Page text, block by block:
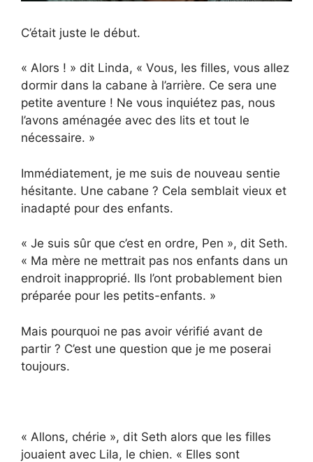
C’était juste le début.
« Alors ! » dit Linda, « Vous, les filles, vous allez
dormir dans la cabane à l’arrière. Ce sera une
petite aventure ! Ne vous inquiétez pas, nous
l’avons aménagée avec des lits et tout le
nécessaire. »
Immédiatement, je me suis de nouveau sentie
hésitante. Une cabane ? Cela semblait vieux et
inadapté pour des enfants.
« Je suis sûr que c’est en ordre, Pen », dit Seth.
« Ma mère ne mettrait pas nos enfants dans un
endroit inapproprié. Ils l’ont probablement bien
préparée pour les petits-enfants. »
Mais pourquoi ne pas avoir vérifié avant de
partir ? C’est une question que je me poserai
toujours.
« Allons, chérie », dit Seth alors que les filles
jouaient avec Lila, le chien. « Elles sont